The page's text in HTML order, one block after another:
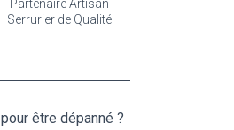
Partenaire Artisan
Serrurier de Qualité
être dépanné ?